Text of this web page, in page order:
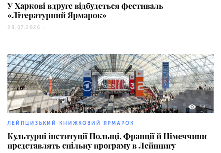
У Харкові вдруге відбудеться фестиваль
«Літературний Ярмарок»
28.07.2026 -
58
ЛЕЙПЦИЗЬКИЙ КНИЖКОВИЙ ЯРМАРОК
Культурні інституції Польщі, Франції й Німеччини
представлять спільну програму в Лейпцигу